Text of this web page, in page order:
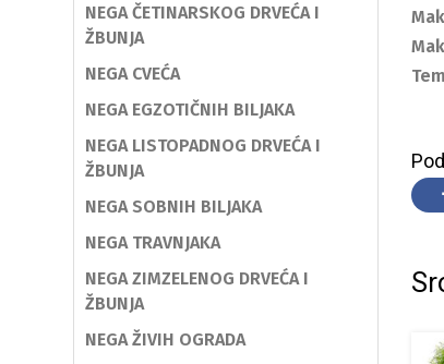
NEGA ČETINARSKOG DRVEĆA I
ŽBUNJA
NEGA CVEĆA
NEGA EGZOTIČNIH BILJAKA
NEGA LISTOPADNOG DRVEĆA I
ŽBUNJA
NEGA SOBNIH BILJAKA
NEGA TRAVNJAKA
NEGA ZIMZELENOG DRVEĆA I
ŽBUNJA
NEGA ŽIVIH OGRADA